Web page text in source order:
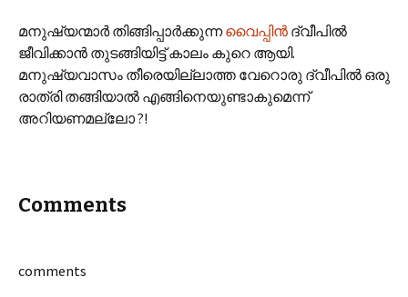
മനുഷ്യന്മാര്‍ തിങ്ങിപ്പാര്‍ക്കുന്നവൈപ്പിന്‍ ദ്വീപില്‍
ജീവിക്കാന്‍ തുടങ്ങിയിട്ട് കാലം കുറെ ആയി.
മനുഷ്യവാസം തീരെയില്ലാത്ത വേറൊരു ദ്വീപില്‍ ഒരു
രാത്രി തങ്ങിയാല്‍ എങ്ങിനെയുണ്ടാകുമെന്ന്
അറിയണമല്ലോ ?!
Comments
comments